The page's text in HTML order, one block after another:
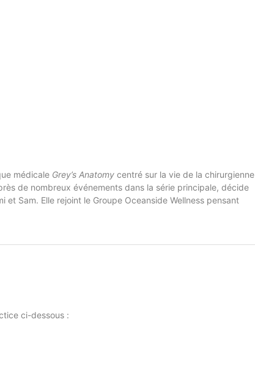
médicale Grey’s Anatomy centré sur la vie de la chirurgienne
de nombreux événements dans la série principale, décide
et Sam. Elle rejoint le Groupe Oceanside Wellness pensant
ci-dessous :